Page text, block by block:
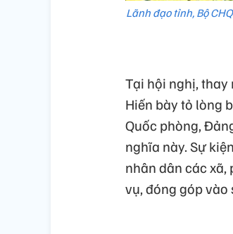
Lãnh đạo tỉnh, Bộ
Tại hội nghị, thay
Hiến bày tỏ lòng
Quốc phòng,
nghĩa này. Sự
nhân dân các
vụ, đóng góp